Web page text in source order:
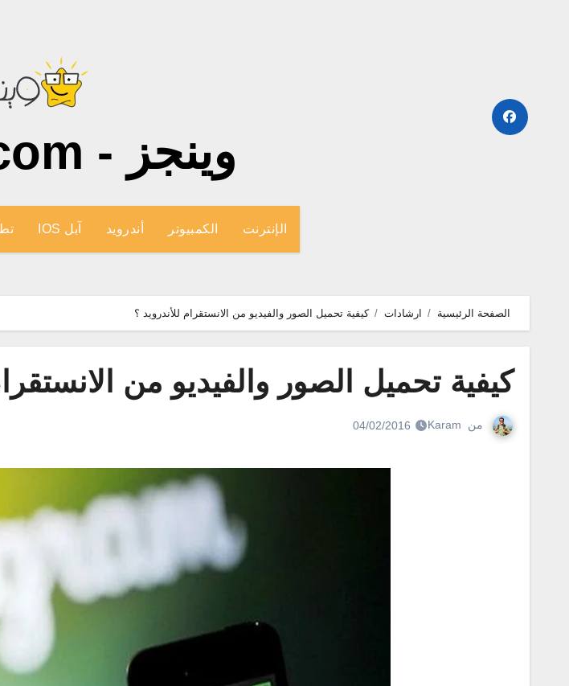
وينجز - wingiz.com
الإنترنت الكمبيوتر أندرويد آبل IOS
الصفحة الرئيسية ارشادات كيفية تحميل الصور والفيديو من الانستقرام للأندرويد ؟
كيفية تحميل الصور والفيديو من
من Karam
04/02/2016